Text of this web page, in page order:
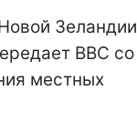
Зеландии
ВВС со
местных